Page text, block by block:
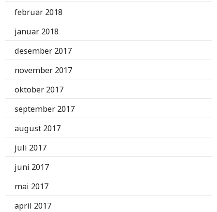
februar 2018
januar 2018
desember 2017
november 2017
oktober 2017
september 2017
august 2017
juli 2017
juni 2017
mai 2017
april 2017